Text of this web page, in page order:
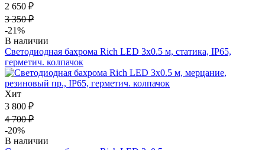
2 650 ₽
3 350 ₽
-21%
В наличии
Светодиодная бахрома Rich LED 3х0.5 м, статика, IP65,
герметич. колпачок
Хит
3 800 ₽
4 700 ₽
-20%
В наличии